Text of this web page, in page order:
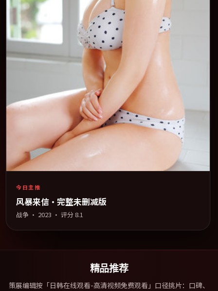
今日主推
风暴来信·完整未删减版
战争 · 2023 · 评分 8.1
精品推荐
策展编辑按「日韩在线观看-高清视频免费观看」口径挑片：口碑、